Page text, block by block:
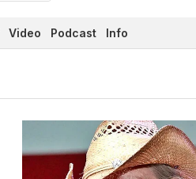
Video Podcast Info